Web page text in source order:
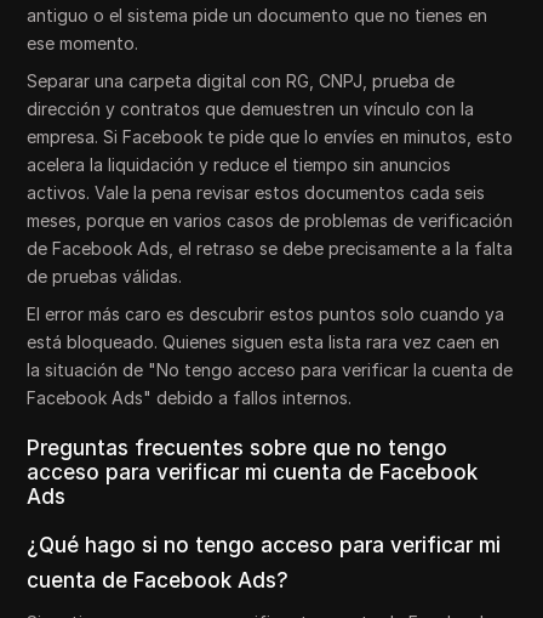
antiguo o el sistema pide un documento que no tienes en
ese momento.
Separar una carpeta digital con RG, CNPJ, prueba de
dirección y contratos que demuestren un vínculo con la
empresa. Si Facebook te pide que lo envíes en minutos, esto
acelera la liquidación y reduce el tiempo sin anuncios
activos. Vale la pena revisar estos documentos cada seis
meses, porque en varios casos de problemas de verificación
de Facebook Ads, el retraso se debe precisamente a la falta
de pruebas válidas.
El error más caro es descubrir estos puntos solo cuando ya
está bloqueado. Quienes siguen esta lista rara vez caen en
la situación de "No tengo acceso para verificar la cuenta de
Facebook Ads" debido a fallos internos.
Preguntas frecuentes sobre que no tengo
acceso para verificar mi cuenta de Facebook
Ads
¿Qué hago si no tengo acceso para verificar mi
cuenta de Facebook Ads?